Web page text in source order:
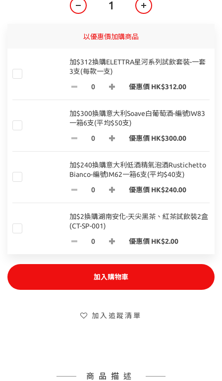
以優惠價加購商品
加$312換購ELETTRA星河系列試飲套裝-一套
3支(每款一支)
優惠價 HK$312.00
加$300換購意大利Soave白葡萄酒-編號IW83
一箱6支(平均$50支)
優惠價 HK$300.00
加$240換購意大利低酒精氣泡酒Rustichetto
Bianco-編號IM62一箱6支(平均$40支)
優惠價 HK$240.00
加$2換購湖南安化-天尖黑茶、紅茶試飲裝2盒
(CT-SP-001)
優惠價 HK$2.00
加入購物車
加入追蹤清單
商品描述